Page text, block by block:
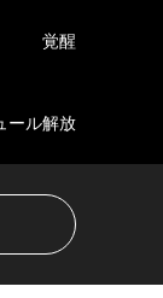
覚醒
ール解放